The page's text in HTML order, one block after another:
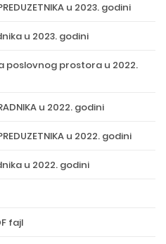
u 2023. godini
u 2023. godini
poslovnog prostora u 2022.
u 2022. godini
u 2022. godini
u 2022. godini
fajl